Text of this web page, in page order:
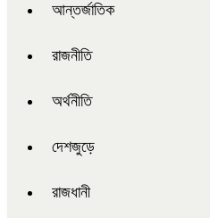
আন্তর্জাতিক
রাজনীতি
অর্থনীতি
দেশজুড়ে
রাজধানী